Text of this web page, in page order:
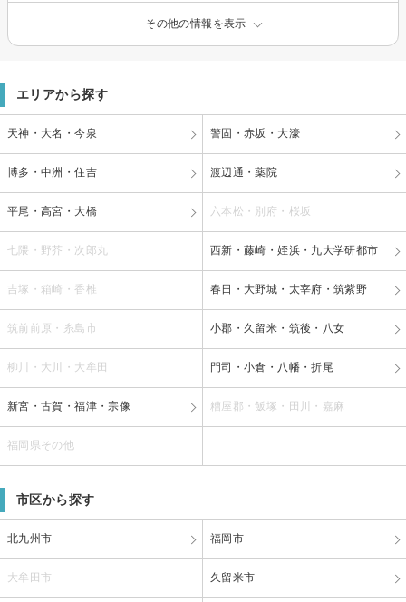
その他の情報を表示
エリアから探す
天神・大名・今泉 警固・赤坂・大濠
博多・中洲・住吉 渡辺通・薬院
平尾・高宮・大橋 六本松・別府・桜坂
七隈・野芥・次郎丸 西新・藤崎・姪浜・九大学研都市
吉塚・箱崎・香椎 春日・大野城・太宰府・筑紫野
筑前前原・糸島市 小郡・久留米・筑後・八女
柳川・大川・大牟田 門司・小倉・八幡・折尾
新宮・古賀・福津・宗像 糟屋郡・飯塚・田川・嘉麻
福岡県その他
市区から探す
北九州市 福岡市
大牟田市 久留米市